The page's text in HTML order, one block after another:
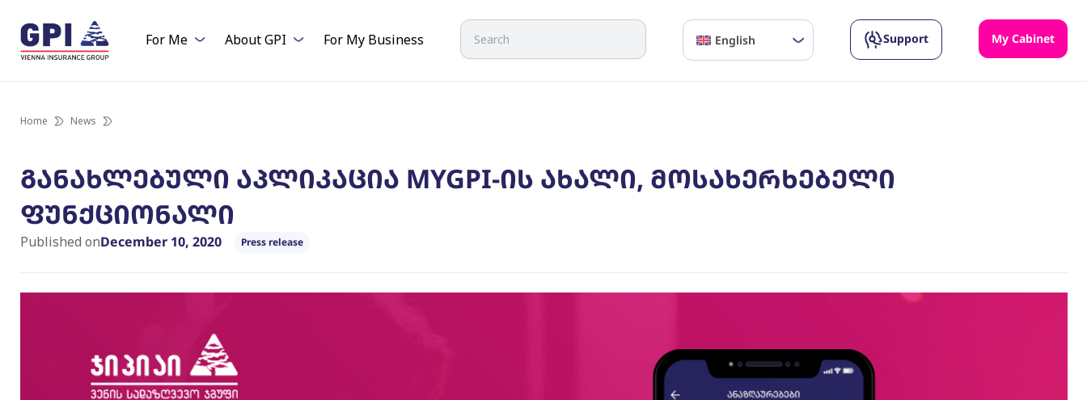
content
For Me About GPI For My Business
Search
English
Support My Cabinet
Home News
განახლებული აპლიკაცია MYGPI-ის ახალი, მოსახერხებელი
ფუნქციონალი
Published onDecember 10, 2020 Press release